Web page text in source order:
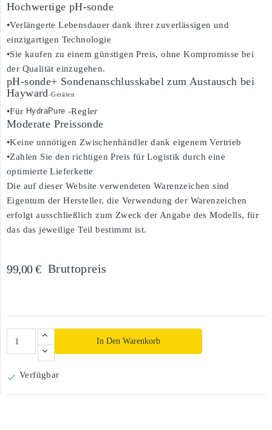
Hochwertige pH-sonde
•Verlängerte Lebensdauer dank ihrer zuverlässigen und
einzigartigen Technologie
•Sie kaufen zu einem günstigen Preis, ohne Kompromisse bei
der Qualität einzugehen.
pH-sonde+ Sondenanschlusskabel zum Austausch bei
Hayward-Geräten
•Für HydraPure -Regler
Moderate Preissonde
•Keine unnötigen Zwischenhändler dank eigenem Vertrieb
•Zahlen Sie den richtigen Preis für Logistik durch eine
optimierte Lieferkette
Die auf dieser Website verwendeten Warenzeichen sind
Eigentum der Hersteller, die Verwendung der Warenzeichen
erfolgt ausschließlich zum Zweck der Angabe des Modells, für
das das jeweilige Teil bestimmt ist.
99,00 € Bruttopreis
In Den Warenkorb
 Verfügbar